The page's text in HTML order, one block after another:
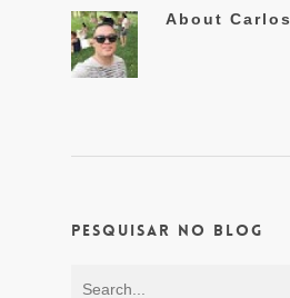
About Carlos
Pesquisar no Blog